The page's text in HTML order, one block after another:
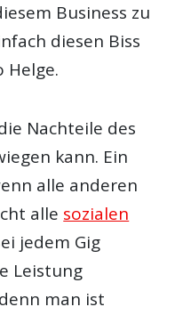
Business zu
diesen Biss
Helge.
Nachteile des
kann. Ein
alle anderen
alle sozialen
jedem Gig
Leistung
man ist